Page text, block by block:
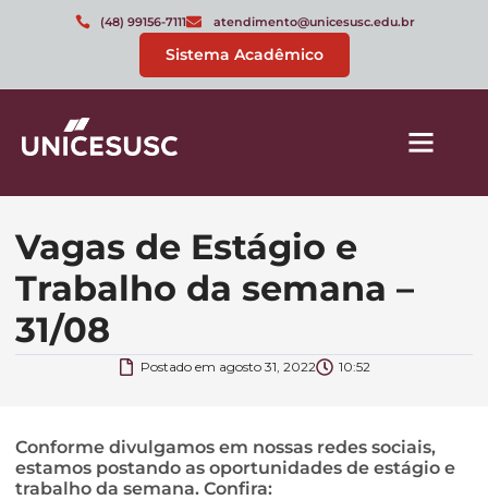
(48) 99156-7111 atendimento@unicesusc.edu.br
Sistema Acadêmico
Vagas de Estágio e
Trabalho da semana –
31/08
Postado em agosto 31, 2022 10:52
Conforme divulgamos em nossas redes sociais,
estamos postando as oportunidades de estágio e
trabalho da semana. Confira: